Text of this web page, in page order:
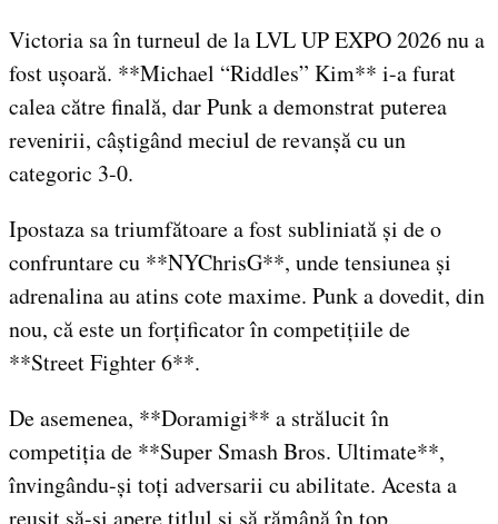
Victoria sa în turneul de la LVL UP EXPO 2026 nu a
fost ușoară. **Michael “Riddles” Kim** i-a furat
calea către finală, dar Punk a demonstrat puterea
revenirii, câștigând meciul de revanșă cu un
categoric 3-0.
Ipostaza sa triumfătoare a fost subliniată și de o
confruntare cu **NYChrisG**, unde tensiunea și
adrenalina au atins cote maxime. Punk a dovedit, din
nou, că este un forțificator în competițiile de
**Street Fighter 6**.
De asemenea, **Doramigi** a strălucit în
competiția de **Super Smash Bros. Ultimate**,
învingându-și toți adversarii cu abilitate. Acesta a
reușit să-și apere titlul și să rămână în top,